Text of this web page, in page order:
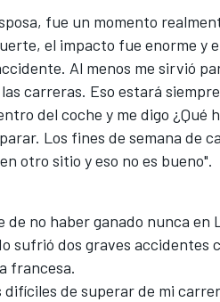
fue un momento
el impacto fue enorme y
Al menos me sirvió
carreras. Eso estará
del coche y me digo ¿Qué
Los fines de semana de
otro sitio y eso no es bueno".
no haber ganado nunca en
sufrió dos graves accidentes
francesa.
de superar de mi